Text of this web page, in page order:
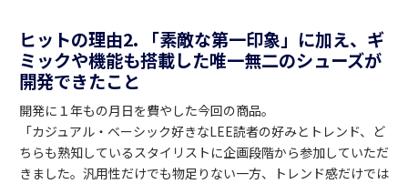
ヒットの理由2. 「素敵な第一印象」に加え、ギ
ミックや機能も搭載した唯一無二のシューズが
開発できたこと
開発に１年もの月日を費やした今回の商品。
「カジュアル・ベーシック好きなLEE読者の好みとトレンド、ど
ちらも熟知しているスタイリストに企画段階から参加していただ
きました。汎用性だけでも物足りない一方、トレンド感だけでは